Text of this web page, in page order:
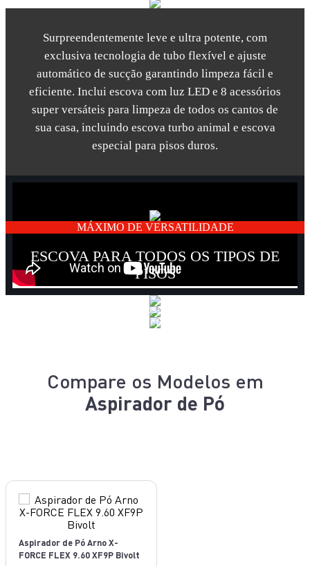
Surpreendentemente leve e ultra potente, com
exclusiva tecnologia de tubo flexível e ajuste
automático de sucção garantindo limpeza fácil e
eficiente. Inclui escova com luz LED e 8 acessórios
super versáteis para limpeza de todos os cantos de
sua casa, incluindo escova turbo animal e escova
especial para pisos duros.
MÁXIMO DE VERSATILIDADE
ESCOVA PARA TODOS OS TIPOS DE
PISOS
Ideal para todos os pisos: porcelanatos,
cerâmica, tapetes e carpetes.
Compare os Modelos em
Aspirador de Pó
Aspirador de Pó Arno X-
FORCE FLEX 9.60 XF9P Bivolt